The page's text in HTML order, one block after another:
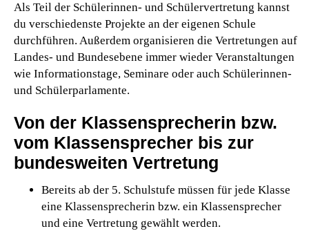
Als Teil der Schülerinnen- und Schülervertretung kannst
du verschiedenste Projekte an der eigenen Schule
durchführen. Außerdem organisieren die Vertretungen auf
Landes- und Bundesebene immer wieder Veranstaltungen
wie Informationstage, Seminare oder auch Schülerinnen-
und Schülerparlamente.
Von der Klassensprecherin bzw.
vom Klassensprecher bis zur
bundesweiten Vertretung
Bereits ab der 5. Schulstufe müssen für jede Klasse
eine Klassensprecherin bzw. ein Klassensprecher
und eine Vertretung gewählt werden.